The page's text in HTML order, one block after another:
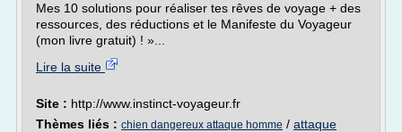
Mes 10 solutions pour réaliser tes rêves de voyage + des
ressources, des réductions et le Manifeste du Voyageur
(mon livre gratuit) ! »...
Lire la suite
Site : http://www.instinct-voyageur.fr
Thèmes liés : chien dangereux attaque homme / attaque